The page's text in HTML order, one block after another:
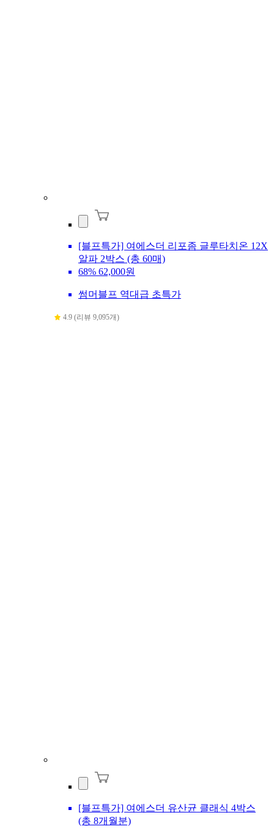
[블프특가] 여에스더 리포좀 글루타치온 12X
알파 2박스 (총 60매)
68% 62,000원
썸머블프 역대급 초특가
4.9 (리뷰 9,095개)
[블프특가] 여에스더 유산균 클래식 4박스
(총 8개월분)